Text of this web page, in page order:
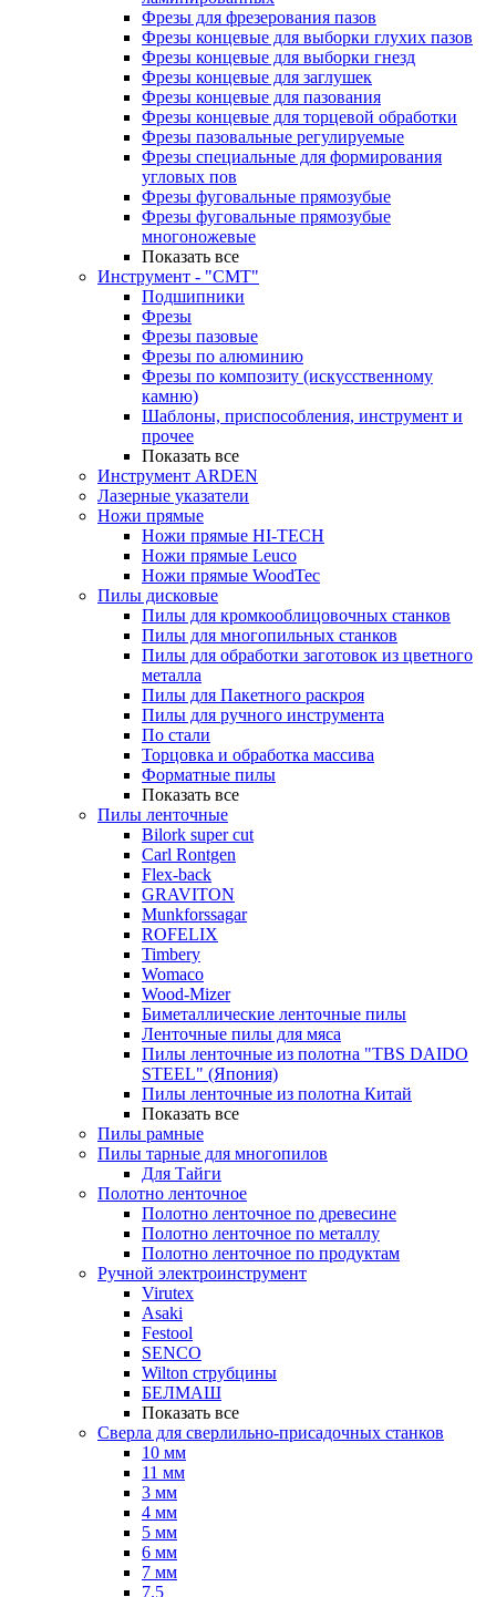
Фрезы для фрезерования пазов
Фрезы концевые для выборки глухих пазов
Фрезы концевые для выборки гнезд
Фрезы концевые для заглушек
Фрезы концевые для пазования
Фрезы концевые для торцевой обработки
Фрезы пазовальные регулируемые
Фрезы специальные для формирования
угловых пов
Фрезы фуговальные прямозубые
Фрезы фуговальные прямозубые
многоножевые
Показать все
Инструмент - "СМТ"
Подшипники
Фрезы
Фрезы пазовые
Фрезы по алюминию
Фрезы по композиту (искусственному
камню)
Шаблоны, приспособления, инструмент и
прочее
Показать все
Инструмент ARDEN
Лазерные указатели
Ножи прямые
Ножи прямые HI-TECH
Ножи прямые Leuco
Ножи прямые WoodTec
Пилы дисковые
Пилы для кромкооблицовочных станков
Пилы для многопильных станков
Пилы для обработки заготовок из цветного
металла
Пилы для Пакетного раскроя
Пилы для ручного инструмента
По стали
Торцовка и обработка массива
Форматные пилы
Показать все
Пилы ленточные
Bilork super cut
Carl Rontgen
Flex-back
GRAVITON
Munkforssagar
ROFELIX
Timbery
Womaco
Wood-Mizer
Биметаллические ленточные пилы
Ленточные пилы для мяса
Пилы ленточные из полотна "TBS DAIDO
STEEL" (Япония)
Пилы ленточные из полотна Китай
Показать все
Пилы рамные
Пилы тарные для многопилов
Для Тайги
Полотно ленточное
Полотно ленточное по древесине
Полотно ленточное по металлу
Полотно ленточное по продуктам
Ручной электроинструмент
Virutex
Asaki
Festool
SENCO
Wilton струбцины
БЕЛМАШ
Показать все
Сверла для сверлильно-присадочных станков
10 мм
11 мм
3 мм
4 мм
5 мм
6 мм
7 мм
7.5